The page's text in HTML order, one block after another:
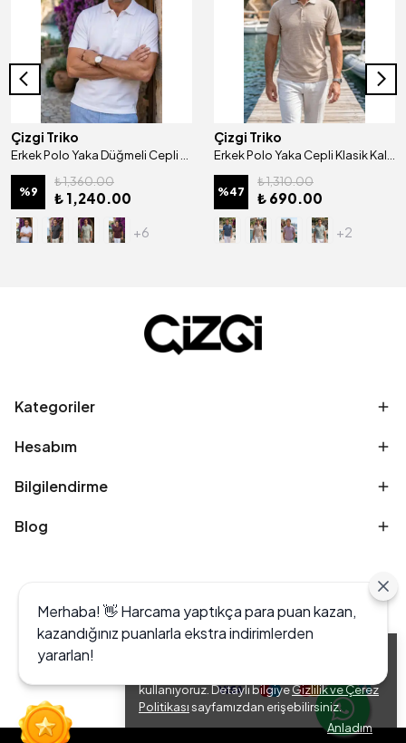
kullanıyoruz. Detaylı bilgiyeGizlilik ve Çerez
Politikasısayfamızdan erişebilirsiniz.
Anladım
Çizgi Triko
Erkek Polo Yaka Düğmeli Cepli Kısa Kollu Tişört Klasik Kalıp- 5305
%9
₺ 1,360.00
₺ 1,240.00
+6
Çizgi Triko
Erkek Polo Yaka Cepli Klasik Kalıp Tişört - 5114
%47
₺ 1,310.00
₺ 690.00
+2
Kategoriler
Hesabım
Bilgilendirme
Blog
Merhaba! 👋 Harcama yaptıkça para puan kazan,
kazandığınız puanlarla ekstra indirimlerden
yararlan!